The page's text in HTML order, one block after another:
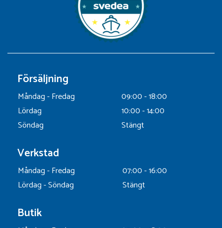
Försäljning
Måndag - Fredag
09:00 - 18:00
Lördag
10:00 - 14:00
Söndag
Stängt
Verkstad
Måndag - Fredag
07:00 - 16:00
Lördag - Söndag
Stängt
Butik